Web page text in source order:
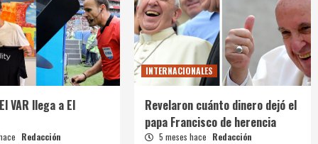
VAR llega a El
Redacción
INTERNACIONALES
Revelaron cuánto dinero dejó el
papa Francisco de herencia
5 meses hace Redacción